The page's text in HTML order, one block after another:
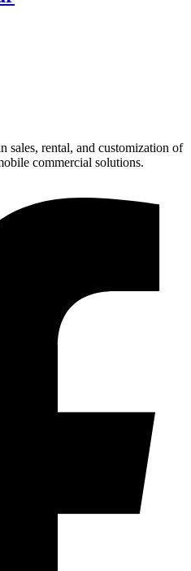
sales, rental, and customization of
commercial solutions.